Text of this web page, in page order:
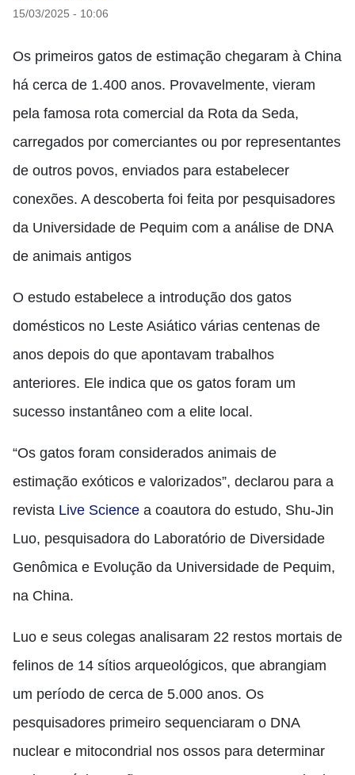
15/03/2025 - 10:06
Os primeiros gatos de estimação chegaram à China
há cerca de 1.400 anos. Provavelmente, vieram
pela famosa rota comercial da Rota da Seda,
carregados por comerciantes ou por representantes
de outros povos, enviados para estabelecer
conexões. A descoberta foi feita por pesquisadores
da Universidade de Pequim com a análise de DNA
de animais antigos
O estudo estabelece a introdução dos gatos
domésticos no Leste Asiático várias centenas de
anos depois do que apontavam trabalhos
anteriores. Ele indica que os gatos foram um
sucesso instantâneo com a elite local.
“Os gatos foram considerados animais de
estimação exóticos e valorizados”, declarou para a
revista Live Science a coautora do estudo, Shu-Jin
Luo, pesquisadora do Laboratório de Diversidade
Genômica e Evolução da Universidade de Pequim,
na China.
Luo e seus colegas analisaram 22 restos mortais de
felinos de 14 sítios arqueológicos, que abrangiam
um período de cerca de 5.000 anos. Os
pesquisadores primeiro sequenciaram o DNA
nuclear e mitocondrial nos ossos para determinar